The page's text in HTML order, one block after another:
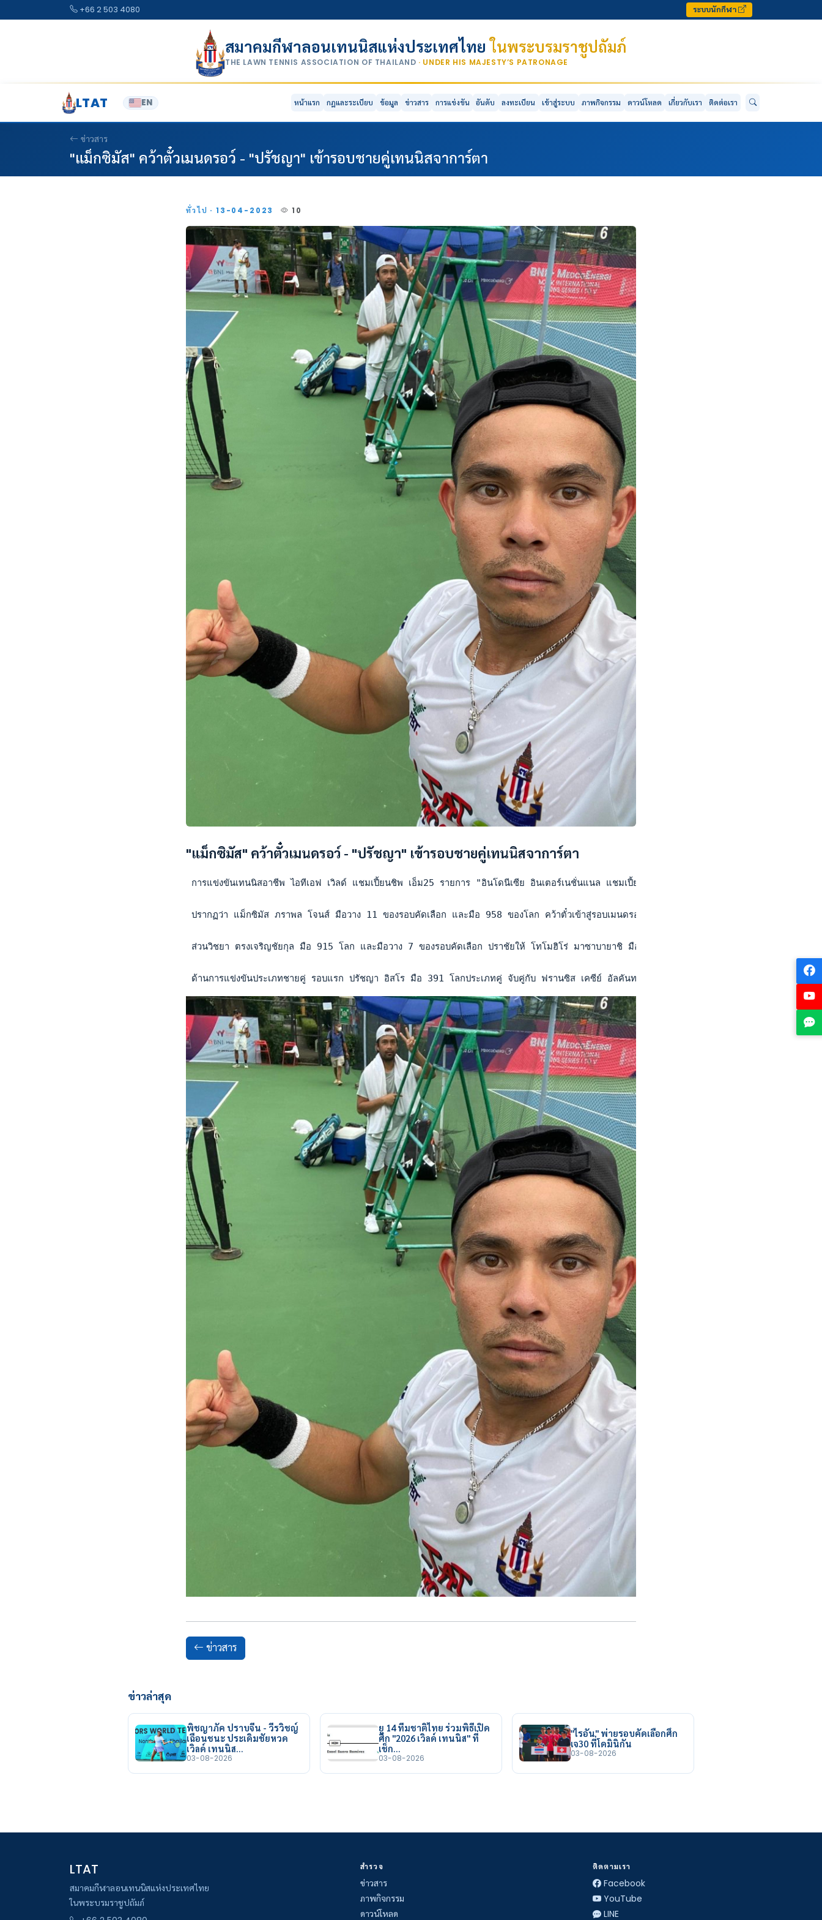
+66 2 503 4080 ระบบนักกีฬา
สมาคมกีฬาลอนเทนนิสแห่งประเทศไทยในพระบรมราชูปถัมภ์
THE LAWN TENNIS ASSOCIATION OF THAILAND · UNDER HIS MAJESTY’S PATRONAGE
LTAT EN หน้าแรก กฎและระเบียบ ข้อมูล ข่าวสาร การแข่งขัน อันดับ ลงทะเบียน เข้าสู่ระบบ ภาพกิจกรรม ดาวน์โหลด เกี่ยวกับเรา ติดต่อเรา
ข่าวสาร
"แม็กซิมัส" คว้าตั๋วเมนดรอว์ - "ปรัชญา" เข้ารอบชายคู่เทนนิสจาการ์ตา
ทั่วไป · 13-04-2023 10
"แม็กซิมัส" คว้าตั๋วเมนดรอว์ - "ปรัชญา" เข้ารอบชายคู่เทนนิสจาการ์ตา
การแข่งขันเทนนิสอาชีพ ไอทีเอฟ เวิลด์ แชมเปี้ยนชิพ เอ็ม25 รายการ "อินโดนีเซีย อินเตอร์เนชั่นแนล แชมเปี้ยนชิพ" ชิงเงินรางวัล 25,000 ดอลลาร์สห
ปรากฏว่า แม็กซิมัส ภราพล โจนส์ มือวาง 11 ของรอบคัดเลือก และมือ 958 ของโลก คว้าตั๋วเข้าสู่รอบเมนดรอว์ หลังลงแข่งขันรอบคัดเลือก รอบสุดท้
ส่วนวิชยา ตรงเจริญชัยกุล มือ 915 โลก และมือวาง 7 ของรอบคัดเลือก ปราชัยให้ โทโมฮิโร่ มาซาบายาชิ มือวาง 16 และมือ 1,151 โลกชาวญี่ปุ่น
ด้านการแข่งขันประเภทชายคู่ รอบแรก ปรัชญา อิสโร มือ 391 โลกประเภทคู่ จับคู่กับ ฟรานซิส เคซีย์ อัลคันทาร่า มือ 310 โลกประเภทคู่ ชาวฟิลิปปิน
ข่าวสาร
ข่าวล่าสุด
พิชญาภัค ปราบจีน - วีรวิชญ์
เฉือนชนะ ประเดิมชัยหวด
เวิลด์ เทนนิส…
03-08-2026
ยู 14 ทีมชาติไทย ร่วมพิธีเปิด
ศึก "2026 เวิลด์ เทนนิส" ที่
เช็ก…
03-08-2026
"ไรอัน" พ่ายรอบคัดเลือกศึก
เจ30 ที่โดมินิกัน
03-08-2026
LTAT
สมาคมกีฬาลอนเทนนิสแห่งประเทศไทย
ในพระบรมราชูปถัมภ์
สำรวจ
ข่าวสาร
ภาพกิจกรรม
ดาวน์โหลด
ติดตามเรา
Facebook
YouTube
LINE